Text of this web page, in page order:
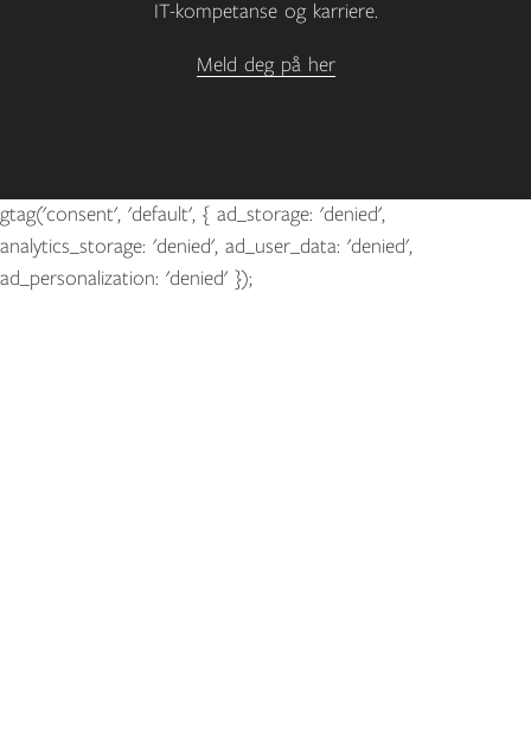
IT-kompetanse og karriere.
Meld deg på her
gtag('consent', 'default', { ad_storage: 'denied',
analytics_storage: 'denied', ad_user_data: 'denied',
ad_personalization: 'denied' });